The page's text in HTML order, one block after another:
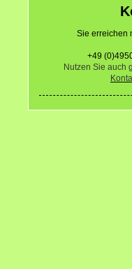
Sie erreichen
+49
Nutzen Sie auch